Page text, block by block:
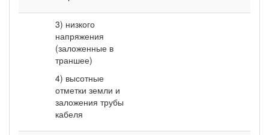
3) низкого
напряжения
(заложенные в
траншее)
4) высотные
отметки земли и
заложения трубы
кабеля